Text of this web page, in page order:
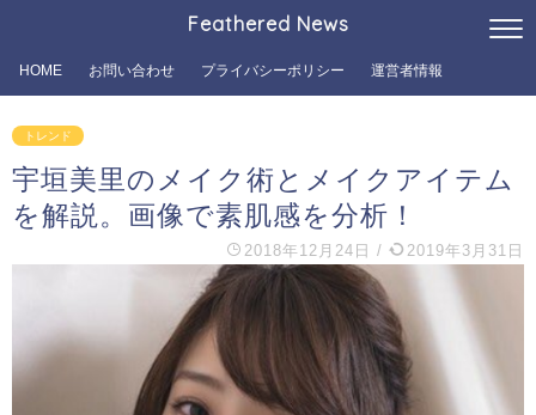
Feathered News
HOME お問い合わせ プライバシーポリシー 運営者情報
トレンド
宇垣美里のメイク術とメイクアイテム
を解説。画像で素肌感を分析！
2018年12月24日 / 2019年3月31日